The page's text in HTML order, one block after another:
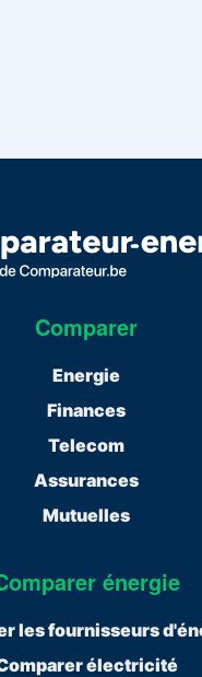
Comparer
Energie
Finances
Telecom
Assurances
Mutuelles
énergie
les fournisseurs
électricité